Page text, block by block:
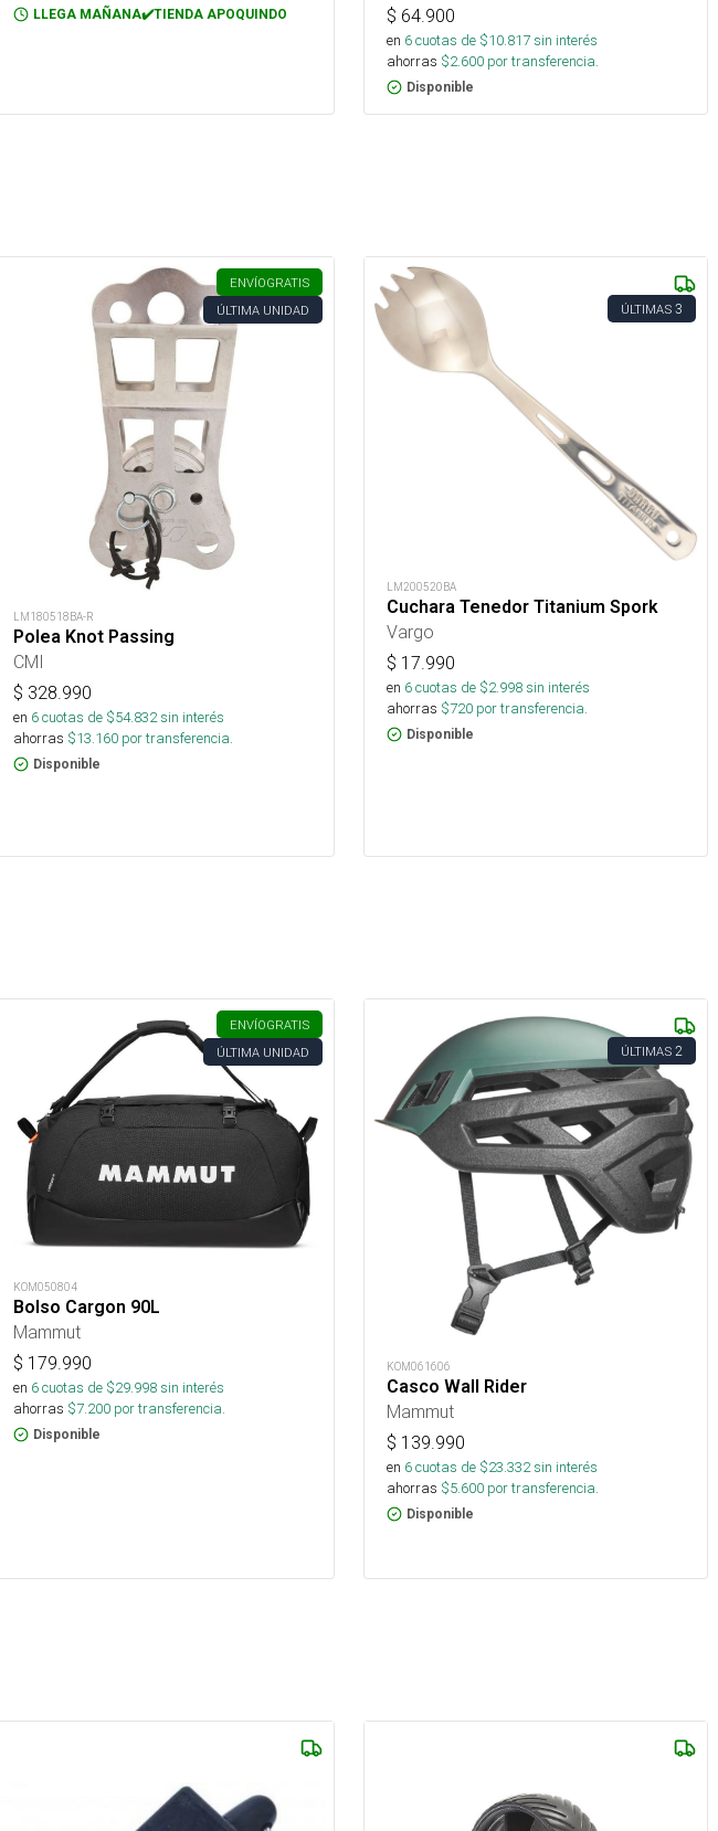
LLEGA MAÑANA✔️TIENDA APOQUINDO $ 64.900
en 6cuotas de $10.817sin interés
ahorras $2.600 por transferencia.
Disponible
ENVÍOGRATIS
ÚLTIMA UNIDAD
LM180518BA-R
Polea Knot Passing
CMI
$ 328.990
en 6cuotas de $54.832sin interés
ahorras $13.160 por transferencia.
Disponible
ÚLTIMAS 3
LM200520BA
Cuchara Tenedor Titanium Spork
Vargo
$ 17.990
en 6cuotas de $2.998sin interés
ahorras $720 por transferencia.
Disponible
ENVÍOGRATIS
ÚLTIMA UNIDAD
KOM050804
Bolso Cargon 90L
Mammut
$ 179.990
en 6cuotas de $29.998sin interés
ahorras $7.200 por transferencia.
Disponible
ÚLTIMAS 2
KOM061606
Casco Wall Rider
Mammut
$ 139.990
en 6cuotas de $23.332sin interés
ahorras $5.600 por transferencia.
Disponible